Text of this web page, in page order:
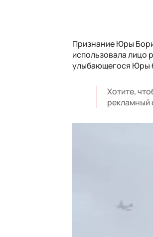
Признание Юры
использовала лицо
улыбающегося Юры
Хотите,
рекламный